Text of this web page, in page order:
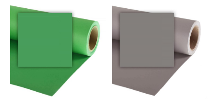
Benämning
Storlek
Color
Black
Green Screen
White
Colorama
I lager